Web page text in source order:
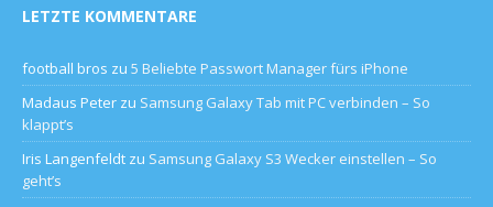
LETZTE KOMMENTARE
football bros zu 5 Beliebte Passwort Manager fürs iPhone
Madaus Peter zu Samsung Galaxy Tab mit PC verbinden – So
klappt’s
Iris Langenfeldt zu Samsung Galaxy S3 Wecker einstellen – So
geht’s